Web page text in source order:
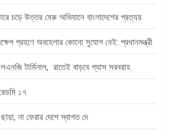
চড়ে উত্তর মেরু অভিযানে বাংলাদেশের প্রত্যয়
গ্রহণে অবহেলার কোনো সুযোগ নেই: প্রধানমন্ত্রী
টার্মিনাল, রাতেই বাড়বে গ্যাস সরবরাহ
১৭
না ফেরার দেশে স্বাগত দে